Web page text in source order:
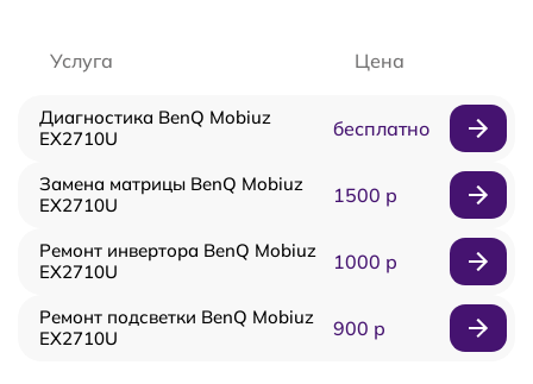
Услуга Цена
Диагностика BenQ Mobiuz
EX2710U
бесплатно
Замена матрицы BenQ Mobiuz
EX2710U
1500 р
Ремонт инвертора BenQ Mobiuz
EX2710U
1000 р
Ремонт подсветки BenQ Mobiuz
EX2710U
900 р